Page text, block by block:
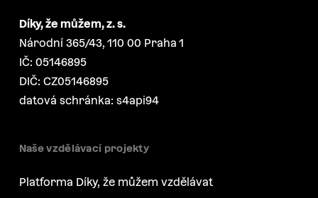
Díky, že můžem, z. s.
Národní 365/43, 110 00 Praha 1
IČ: 05146895
DIČ: CZ05146895
datová schránka: s4api94
Naše vzdělávací projekty
Platforma Díky, že můžem vzdělávat